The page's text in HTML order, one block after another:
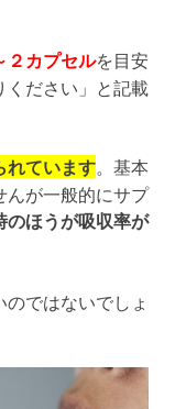
２カプセルを目安
ください」と記載
れています 。基本
んが一般的にサプ
のほうが吸収率が
ではないでしょ